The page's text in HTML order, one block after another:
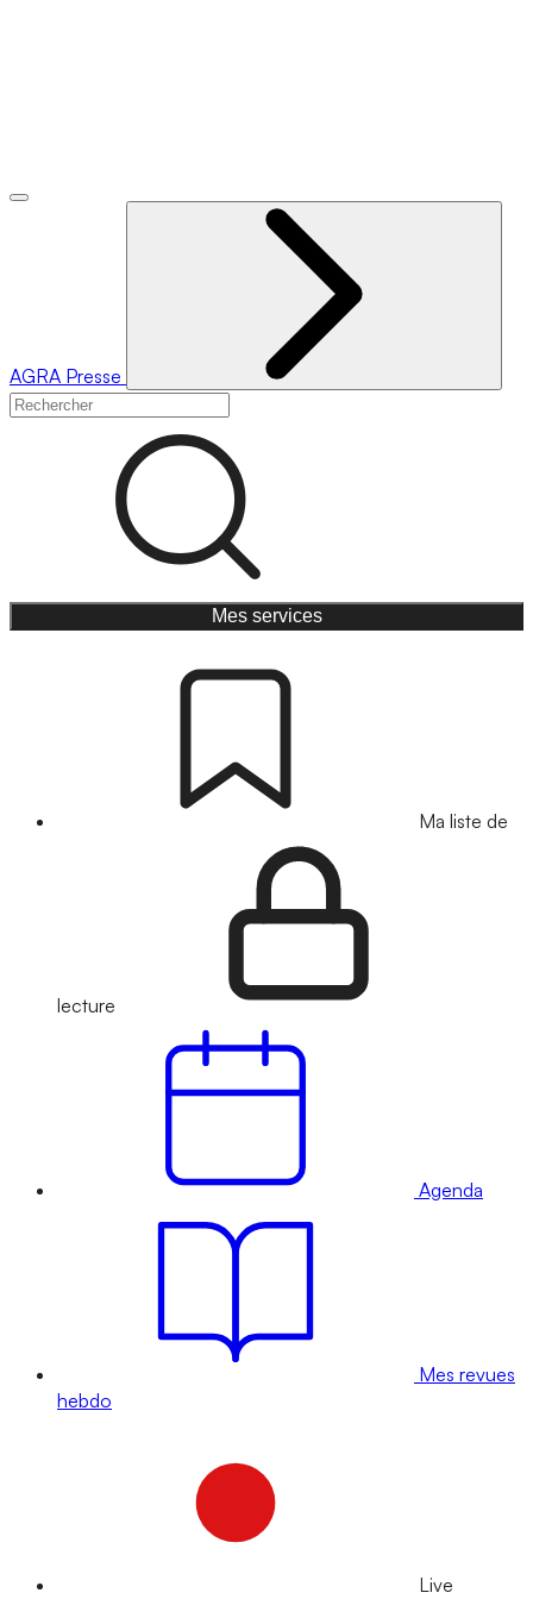
AGRA Presse
Mes services
Ma liste de
lecture
Agenda
Mes revues
hebdo
Live